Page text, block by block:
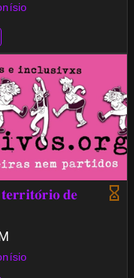
𝐝𝐞